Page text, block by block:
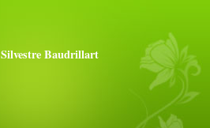
Silvestre Baudrillart